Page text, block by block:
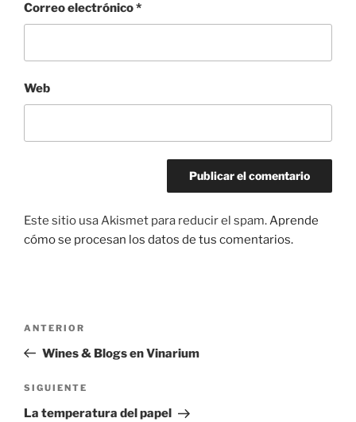
Correo electrónico*
Web
Este sitio usa Akismet para reducir el spam. Aprende
cómo se procesan los datos de tus comentarios.
entradas
Entrada
anterior:
ANTERIOR
Wines & Blogs en Vinarium
Siguiente
entrada
SIGUIENTE
La temperatura del papel